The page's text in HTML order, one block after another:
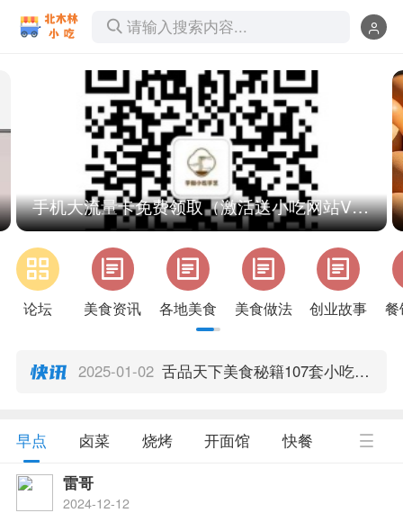
请输入搜索内容...
手机大流量卡免费领取（激活送小吃网站VIP会员1年）
2/5
论坛 美食资讯 各地美食 美食做法 创业故事 餐
2025-01-02
龙隐小吃街59套小吃技术配方课程资料等你来拿，千万别错过
2025-01-02
舌品天下美食秘籍107套小吃技术配方视频，现在免费下载学习
2025-01-02
1360GB热门小吃技术配方视频教程资料，免费下载开启创业之路
早点 卤菜 烧烤 开面馆 快餐
菜品
雷哥
2024-12-12